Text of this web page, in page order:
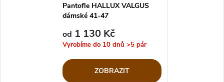
Pantofle HALLUX VALGUS
dámské 41-47
od 1 130 Kč
Vyrobíme do 10 dnů >5 pár
ZOBRAZIT